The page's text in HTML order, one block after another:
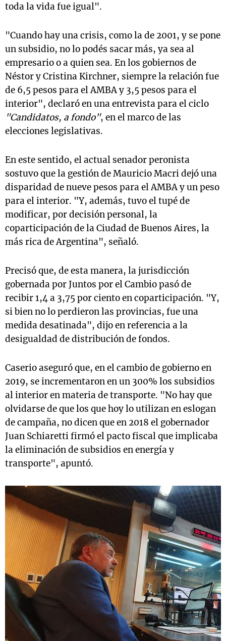
toda la vida fue igual".
"Cuando hay una crisis, como la de 2001, y se pone
un subsidio, no lo podés sacar más, ya sea al
empresario o a quien sea. En los gobiernos de
Néstor y Cristina Kirchner, siempre la relación fue
de 6,5 pesos para el AMBA y 3,5 pesos para el
interior", declaró en una entrevista para el ciclo
"Candidatos, a fondo", en el marco de las
elecciones legislativas.
En este sentido, el actual senador peronista
sostuvo que la gestión de Mauricio Macri dejó una
disparidad de nueve pesos para el AMBA y un peso
para el interior. "Y, además, tuvo el tupé de
modificar, por decisión personal, la
coparticipación de la Ciudad de Buenos Aires, la
más rica de Argentina", señaló.
Precisó que, de esta manera, la jurisdicción
gobernada por Juntos por el Cambio pasó de
recibir 1,4 a 3,75 por ciento en coparticipación. "Y,
si bien no lo perdieron las provincias, fue una
medida desatinada", dijo en referencia a la
desigualdad de distribución de fondos.
Caserio aseguró que, en el cambio de gobierno en
2019, se incrementaron en un 300% los subsidios
al interior en materia de transporte. "No hay que
olvidarse de que los que hoy lo utilizan en eslogan
de campaña, no dicen que en 2018 el gobernador
Juan Schiaretti firmó el pacto fiscal que implicaba
la eliminación de subsidios en energía y
transporte", apuntó.